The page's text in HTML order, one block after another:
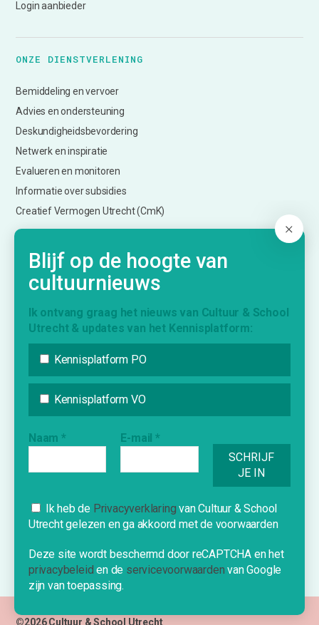
Login aanbieder
ONZE DIENSTVERLENING
Bemiddeling en vervoer
Advies en ondersteuning
Deskundigheidsbevordering
Netwerk en inspiratie
Evalueren en monitoren
Informatie over subsidies
Creatief Vermogen Utrecht (CmK)
KENNISPLATFORM
Agenda
Vraag & Aanbod
Bijdrage indienen
Inschrijven nieuwsbrief
INFORMATIE
Contact
Nieuwe school?
©2026 Cultuur & School Utrecht
Cookies
Deze website gebruikt cookies om je
OK!
Blijf op de hoogte van
cultuurnieuws
Ik ontvang graag het nieuws van Cultuur & School
Utrecht & updates van het Kennisplatform:
Kennisplatform PO
Kennisplatform VO
Naam * E-mail *
Ik heb de Privacyverklaring van Cultuur & School
Utrecht gelezen en ga akkoord met de voorwaarden
Deze site wordt beschermd door reCAPTCHA en het
privacybeleid en de servicevoorwaarden van Google
zijn van toepassing.